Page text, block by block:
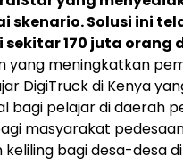
skenario. Solusi ini
170 juta orang
meningkatkan
DigiTruck di Kenya
bagi pelajar di daerah
masyarakat
bagi desa-desa